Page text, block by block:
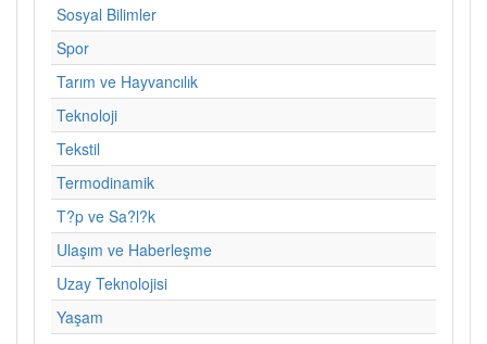
Sosyal Bilimler
Spor
Tarım ve Hayvancılık
Teknoloji
Tekstil
Termodinamik
T?p ve Sa?l?k
Ulaşım ve Haberleşme
Uzay Teknolojisi
Yaşam